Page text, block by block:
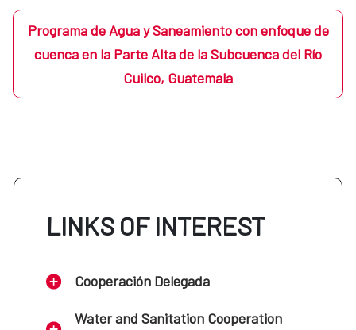
Programa de Agua y Saneamiento con enfoque de
cuenca en la Parte Alta de la Subcuenca del Río
Cuilco, Guatemala
LINKS OF INTEREST
Cooperación Delegada
Water and Sanitation Cooperation